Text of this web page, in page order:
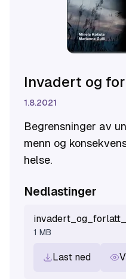
Invadert og
1.8.2021
Begrensninger av
menn og
helse.
Nedlastinger
1 MB
Last ned